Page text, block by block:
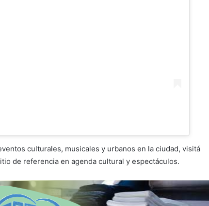
culturales, musicales y urbanos en la ciudad, visitá
de referencia en agenda cultural y espectáculos.